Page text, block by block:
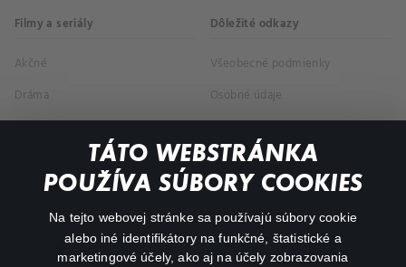
TÁTO WEBSTRÁNKA
POUŽÍVA SÚBORY COOKIES
Na tejto webovej stránke sa používajú súbory cookie
alebo iné identifikátory na funkčné, štatistické a
marketingové účely, ako aj na účely zobrazovania
Filmy a seriály
Akčné
Dráma
Dôležité odkazy
Všeobecné podmienky
Osobné údaje